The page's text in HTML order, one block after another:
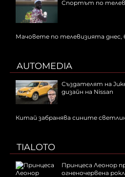
Спортът по
Мачовете по телевизията днес,
AUTOMEDIA
Създателят на
дизайн на Nissan
Китай забранява сините
TIALOTO
Принцеса Леонор
огненочервена